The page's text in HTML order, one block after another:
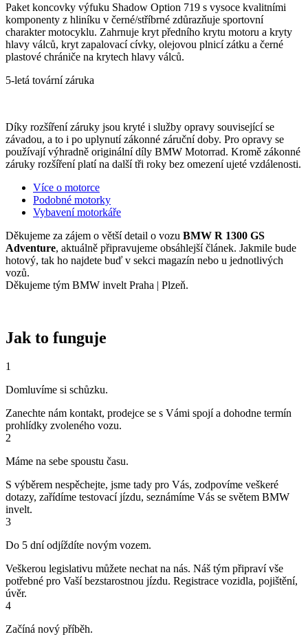
Paket koncovky výfuku Shadow Option 719 s vysoce kvalitními
komponenty z hliníku v černé/stříbrné zdůrazňuje sportovní
charakter motocyklu. Zahrnuje kryt předního krytu motoru a kryty
hlavy válců, kryt zapalovací cívky, olejovou plnicí zátku a černé
plastové chrániče na krytech hlavy válců.
5-letá tovární záruka
Díky rozšíření záruky jsou kryté i služby opravy související se
závadou, a to i po uplynutí zákonné záruční doby. Pro opravy se
používají výhradně originální díly BMW Motorrad. Kromě zákonné
záruky rozšíření platí na další tři roky bez omezení ujeté vzdálenosti.
Více o motorce
Podobné motorky
Vybavení motorkáře
Děkujeme za zájem o větší detail o vozu BMW R 1300 GS
Adventure, aktuálně připravujeme obsáhlejší článek. Jakmile bude
hotový, tak ho najdete buď v sekci magazín nebo u jednotlivých
vozů.
Děkujeme tým BMW invelt Praha | Plzeň.
Jak to funguje
1
Domluvíme si schůzku.
Zanechte nám kontakt, prodejce se s Vámi spojí a dohodne termín
prohlídky zvoleného vozu.
2
Máme na sebe spoustu času.
S výběrem nespěchejte, jsme tady pro Vás, zodpovíme veškeré
dotazy, zařídíme testovací jízdu, seznámíme Vás se světem BMW
invelt.
3
Do 5 dní odjíždíte novým vozem.
Veškerou legislativu můžete nechat na nás. Náš tým připraví vše
potřebné pro Vaší bezstarostnou jízdu. Registrace vozidla, pojištění,
úvěr.
4
Začíná nový příběh.